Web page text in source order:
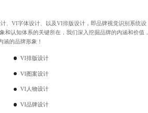
、VI字体设计、以及VI排版设计，即品牌视觉识别系统设
和认知体系的关键所在，我们深入挖掘品牌的内涵和价值，
涵的品牌形象！
VI排版设计
VI图案设计
VI人物设计
VI品牌设计